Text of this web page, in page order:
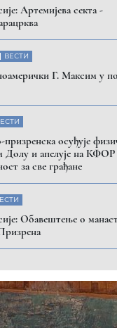
Артемијева секта -
ВЕСТИ
Г. Максим у
осуђује
Долу и апелује на
за све грађане
Обавештење о